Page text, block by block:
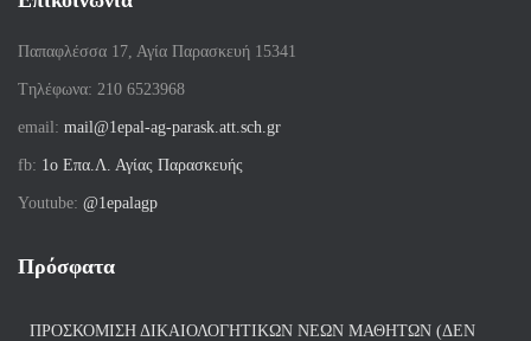
Παπαφλέσσα 17, Αγία Παρασκευή 15341
Tηλέφωνα: 210 6523968
email: mail@1epal-ag-parask.att.sch.gr
fb: 1ο Επα.Λ. Αγίας Παρασκευής
Youtube: @1epalagp
Πρόσφατα
ΠΡΟΣΚΌΜΙΣΗ ΔΙΚΑΙΟΛΟΓΗΤΙΚΏΝ ΝΈΩΝ ΜΑΘΗΤΏΝ (ΔΕΝ